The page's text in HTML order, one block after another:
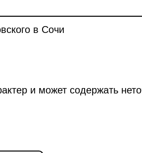
в Сочи
и может содержать